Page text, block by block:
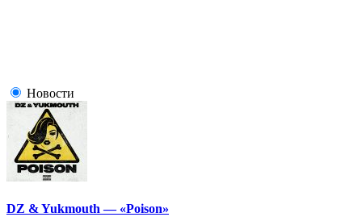
Новости
DZ & Yukmouth — «Poison»